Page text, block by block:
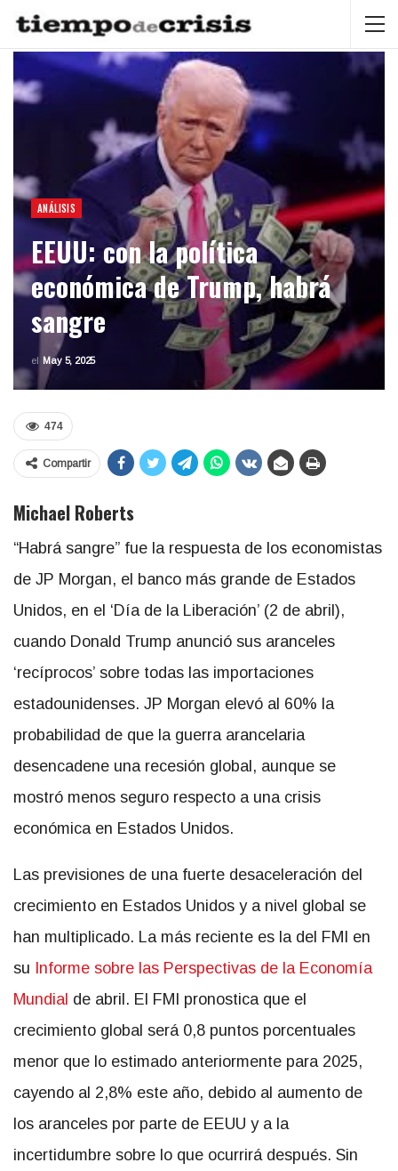
ANÁLISIS
EEUU: con la política
económica de Trump, habrá
sangre
el May 5, 2025
474
Compartir
Michael Roberts
“Habrá sangre” fue la respuesta de los economistas
de JP Morgan, el banco más grande de Estados
Unidos, en el ‘Día de la Liberación’ (2 de abril),
cuando Donald Trump anunció sus aranceles
‘recíprocos’ sobre todas las importaciones
estadounidenses. JP Morgan elevó al 60% la
probabilidad de que la guerra arancelaria
desencadene una recesión global, aunque se
mostró menos seguro respecto a una crisis
económica en Estados Unidos.
Las previsiones de una fuerte desaceleración del
crecimiento en Estados Unidos y a nivel global se
han multiplicado. La más reciente es la del FMI en
su Informe sobre las Perspectivas de la Economía
Mundial de abril. El FMI pronostica que el
crecimiento global será 0,8 puntos porcentuales
menor que lo estimado anteriormente para 2025,
cayendo al 2,8% este año, debido al aumento de
los aranceles por parte de EEUU y a la
incertidumbre sobre lo que ocurrirá después. Sin